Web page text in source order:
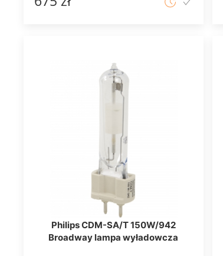
Philips CDM-SA/T 150W/942
Broadway lampa wyładowcza